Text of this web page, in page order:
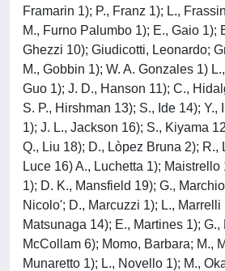
Framarin 1); P., Franz 1); L.,
M., Furno Palumbo 1); E., Gaio 1);
Ghezzi 10); Giudicotti, Leonardo;
M., Gobbin 1); W. A. Gonzales 1)
Guo 1); J. D., Hanson 11); C.,
S. P., Hirshman 13); S., Ide 14); Y.,
1); J. L., Jackson 16); S., Kiyama
Q., Liu 18); D., Lòpez Bruna 2); R.,
Luce 16) A., Luchetta 1); Maistrello
1); D. K., Mansfield 19); G.,
Nicolo'; D., Marcuzzi 1); L., Marrelli
Matsunaga 14); E., Martines 1);
McCollam 6); Momo, Barbara; M.,
Munaretto 1); L., Novello 1); M.,